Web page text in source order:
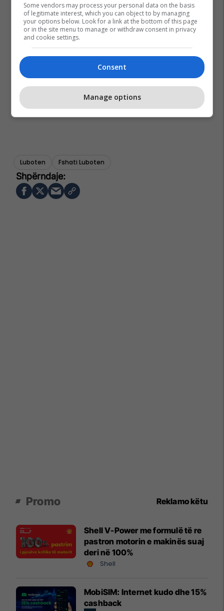
Luboten Fshati Luboten
Promo Reklamo këtu
Shell V-Power me formulë të re
pastron motorin e makinës suaj
deri në 100%
Shell
MobiSIM: Internet kudo dhe 15%
cashback
Some vendors may process your personal data on the basis
of legitimate interest, which you can object to by managing
your options below. Look for a link at the bottom of this page
or in the site menu to manage or withdraw consent in privacy
and cookie settings.
Consent
Manage options